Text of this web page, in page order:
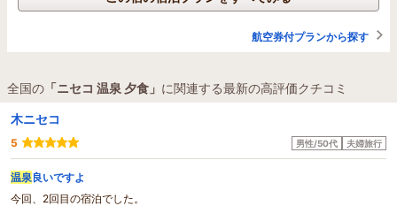
航空券付プランから探す
全国の 「ニセコ 温泉 夕食」 に関連する最新の高評価クチコミ
木ニセコ
5 男性/50代 夫婦旅行
温泉 良いですよ
今回、2回目の宿泊でした。